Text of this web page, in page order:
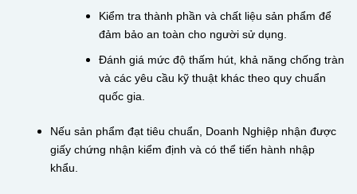
Kiểm tra thành phần và chất liệu sản phẩm để
đảm bảo an toàn cho người sử dụng.
Đánh giá mức độ thấm hút, khả năng chống tràn
và các yêu cầu kỹ thuật khác theo quy chuẩn
quốc gia.
Nếu sản phẩm đạt tiêu chuẩn, Doanh Nghiệp nhận được
giấy chứng nhận kiểm định và có thể tiến hành nhập
khẩu.